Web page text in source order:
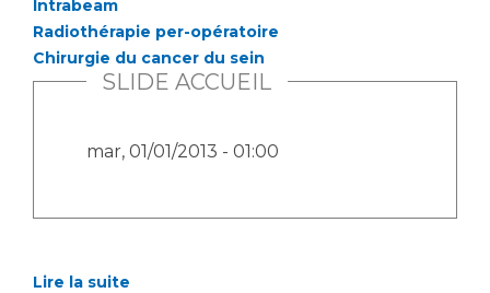
Intrabeam
Radiothérapie per-opératoire
Chirurgie du cancer du sein
SLIDE ACCUEIL
mar, 01/01/2013 - 01:00
Lire la suite